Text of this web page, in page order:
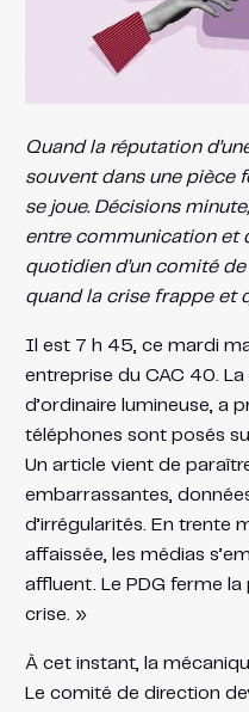
Quand la réputation
souvent dans une pièce
se joue. Décisions
entre communication et
quotidien d’un comité
quand la crise frappe et
Il est 7 h 45, ce mardi
entreprise du CAC 40.
d’ordinaire lumineuse, a
téléphones sont posés
Un article vient de
embarrassantes,
d’irrégularités. En trente
affaissée, les médias
affluent. Le PDG ferme
crise. »
À cet instant, la
Le comité de direction